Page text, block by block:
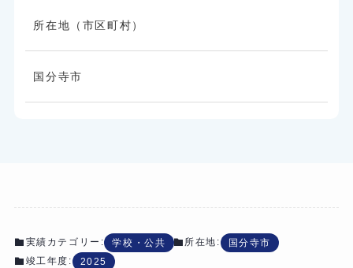
所在地（市区町村）
国分寺市
実績カテゴリー: 学校・公共 所在地:
国分寺市
竣工年度:
2025